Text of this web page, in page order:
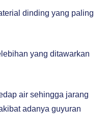
dinding yang paling
yang ditawarkan
air sehingga jarang
adanya guyuran